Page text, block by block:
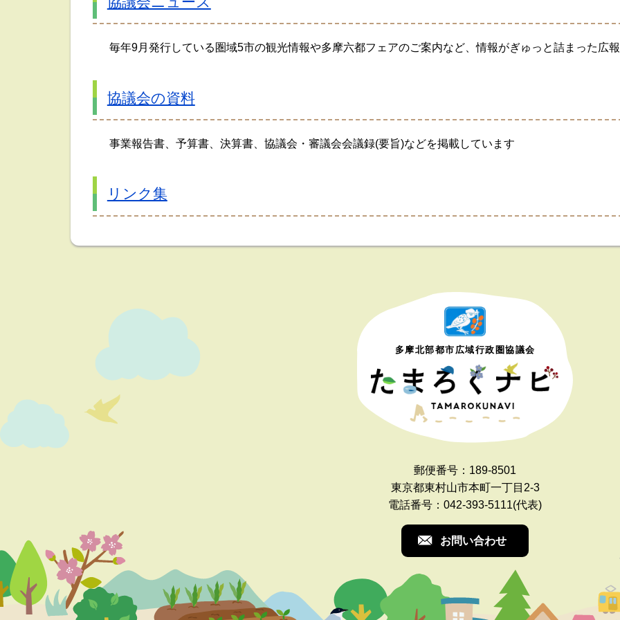
毎年9月発行している圏域5市の観光情報や多摩六都フェアのご案内など、情報がぎゅっと詰まった広
協議会の資料
事業報告書、予算書、決算書、協議会・審議会会議録(要旨)などを掲載しています
リンク集
多摩北部都市広域行政圏協議会
郵便番号：189-8501
東京都東村山市本町一丁目2-3
電話番号：042-393-5111(代表)
お問い合わせ